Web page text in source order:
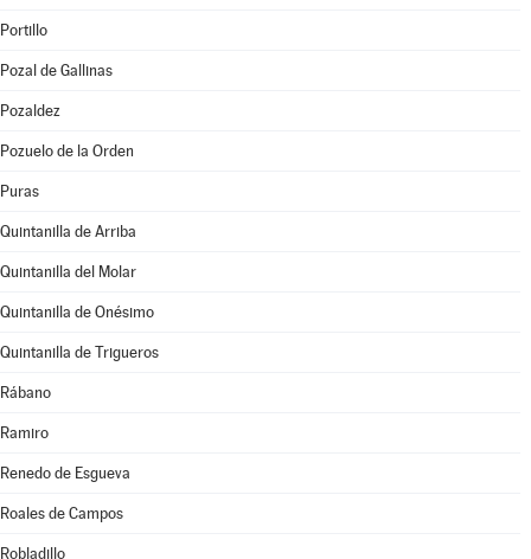
Portillo
Pozal de Gallinas
Pozaldez
Pozuelo de la Orden
Puras
Quintanilla de Arriba
Quintanilla del Molar
Quintanilla de Onésimo
Quintanilla de Trigueros
Rábano
Ramiro
Renedo de Esgueva
Roales de Campos
Robladillo